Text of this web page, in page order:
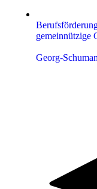
gemeinnützige
Georg-